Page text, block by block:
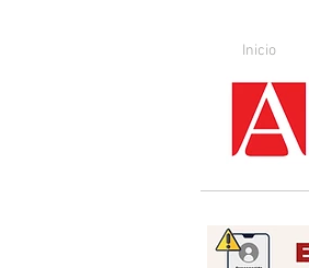
Inicio